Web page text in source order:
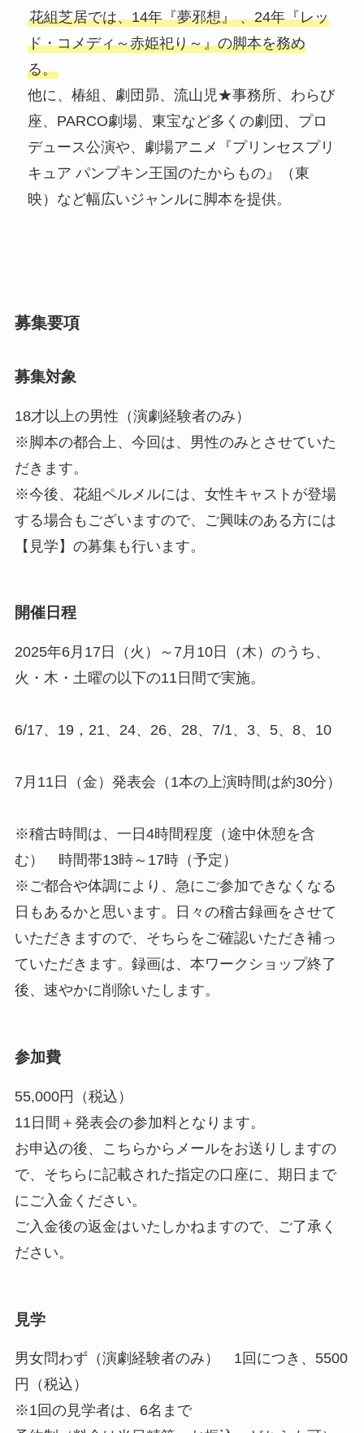
花組芝居では、14年『夢邪想』 、24年『レッ
ド・コメディ～赤姫祀り～』の脚本を務め
る。
他に、椿組、劇団昴、流山児★事務所、わらび
座、PARCO劇場、東宝など多くの劇団、プロ
デュース公演や、劇場アニメ『プリンセスプリ
キュア パンプキン王国のたからもの』（東
映）など幅広いジャンルに脚本を提供。
募集要項
募集対象
18才以上の男性（演劇経験者のみ）
※脚本の都合上、今回は、男性のみとさせていた
だきます。
※今後、花組ペルメルには、女性キャストが登場
する場合もございますので、ご興味のある方には
【見学】の募集も行います。
開催日程
2025年6月17日（火）～7月10日（木）のうち、
火・木・土曜の以下の11日間で実施。
6/17、19，21、24、26、28、7/1、3、5、8、10
7月11日（金）発表会（1本の上演時間は約30分）
※稽古時間は、一日4時間程度（途中休憩を含
む） 時間帯13時～17時（予定）
※ご都合や体調により、急にご参加できなくなる
日もあるかと思います。日々の稽古録画をさせて
いただきますので、そちらをご確認いただき補っ
ていただきます。録画は、本ワークショップ終了
後、速やかに削除いたします。
参加費
55,000円（税込）
11日間＋発表会の参加料となります。
お申込の後、こちらからメールをお送りしますの
で、そちらに記載された指定の口座に、期日まで
にご入金ください。
ご入金後の返金はいたしかねますので、ご了承く
ださい。
見学
男女問わず（演劇経験者のみ） 1回につき、5500
円（税込）
※1回の見学者は、6名まで